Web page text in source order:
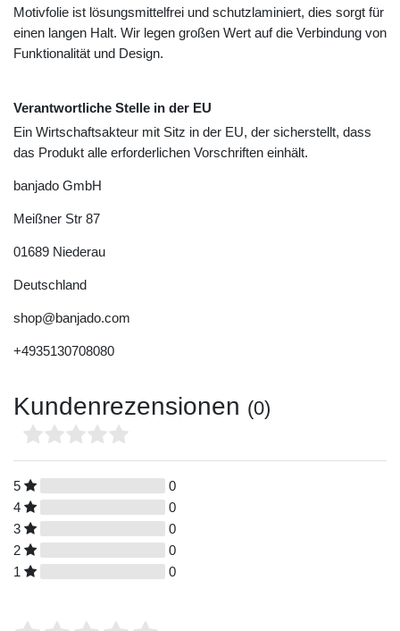
Motivfolie ist lösungsmittelfrei und schutzlaminiert, dies sorgt für
einen langen Halt. Wir legen großen Wert auf die Verbindung von
Funktionalität und Design.
Verantwortliche Stelle in der EU
Ein Wirtschaftsakteur mit Sitz in der EU, der sicherstellt, dass
das Produkt alle erforderlichen Vorschriften einhält.
banjado GmbH
Meißner Str 87
01689 Niederau
Deutschland
shop@banjado.com
+4935130708080
Kundenrezensionen (0)
5
0
4
0
3
0
2
0
1
0